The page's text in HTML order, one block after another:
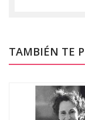
TAMBIÉN TE